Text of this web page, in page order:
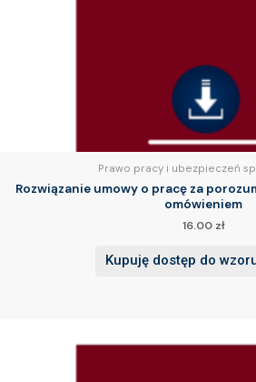
Prawo pracy i ubezpieczeń
Rozwiązanie umowy o pracę za
omówieniem
16.00 zł
Kupuję dostęp do